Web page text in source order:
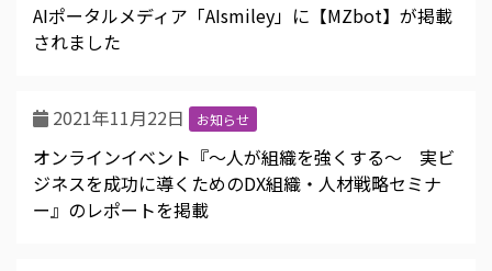
AIポータルメディア「AIsmiley」に【MZbot】が掲載
されました
2021年11月22日 お知らせ
オンラインイベント『～人が組織を強くする～ 実ビ
ジネスを成功に導くためのDX組織・人材戦略セミナ
ー』のレポートを掲載